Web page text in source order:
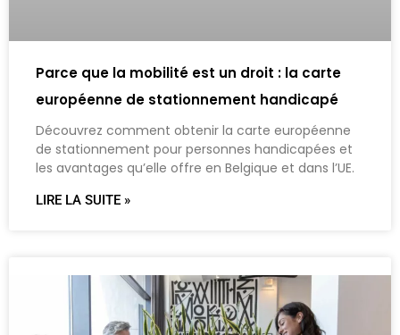
Parce que la mobilité est un droit : la carte
européenne de stationnement handicapé
Découvrez comment obtenir la carte européenne
de stationnement pour personnes handicapées et
les avantages qu’elle offre en Belgique et dans l’UE.
LIRE LA SUITE »